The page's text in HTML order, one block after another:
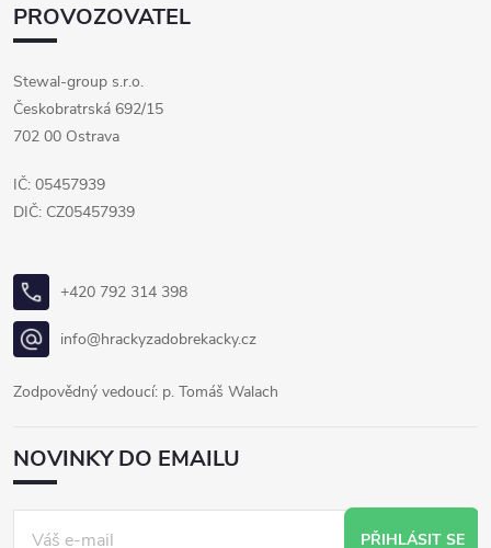
PROVOZOVATEL
Stewal-group s.r.o.
Českobratrská 692/15
702 00 Ostrava
IČ: 05457939
DIČ: CZ05457939
+420 792 314 398
info@hrackyzadobrekacky.cz
Zodpovědný vedoucí: p. Tomáš Walach
NOVINKY DO EMAILU
PŘIHLÁSIT SE